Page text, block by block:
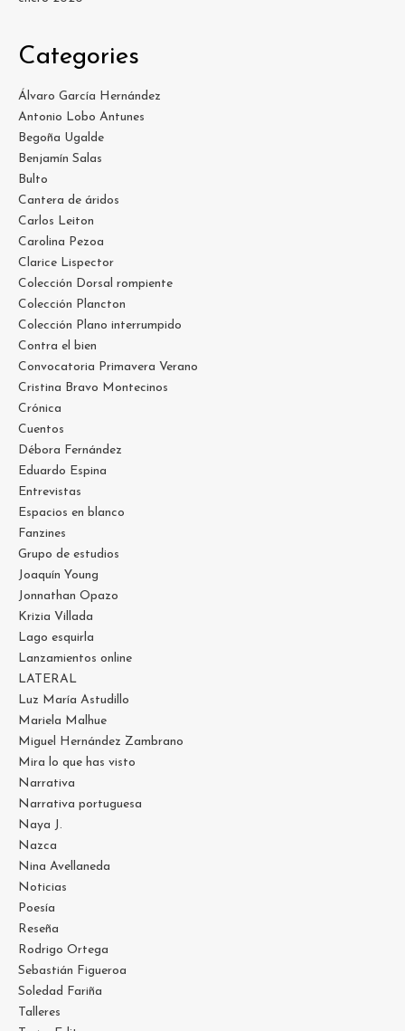
Categories
Álvaro García Hernández
Antonio Lobo Antunes
Begoña Ugalde
Benjamín Salas
Bulto
Cantera de áridos
Carlos Leiton
Carolina Pezoa
Clarice Lispector
Colección Dorsal rompiente
Colección Plancton
Colección Plano interrumpido
Contra el bien
Convocatoria Primavera Verano
Cristina Bravo Montecinos
Crónica
Cuentos
Débora Fernández
Eduardo Espina
Entrevistas
Espacios en blanco
Fanzines
Grupo de estudios
Joaquín Young
Jonnathan Opazo
Krizia Villada
Lago esquirla
Lanzamientos online
LATERAL
Luz María Astudillo
Mariela Malhue
Miguel Hernández Zambrano
Mira lo que has visto
Narrativa
Narrativa portuguesa
Naya J.
Nazca
Nina Avellaneda
Noticias
Poesía
Reseña
Rodrigo Ortega
Sebastián Figueroa
Soledad Fariña
Talleres